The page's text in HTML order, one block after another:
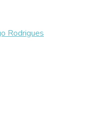
Rodrigues